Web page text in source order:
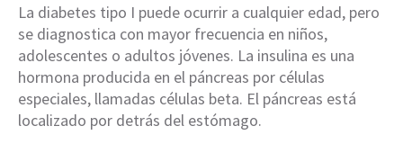
La diabetes tipo I puede ocurrir a cualquier edad, pero
se diagnostica con mayor frecuencia en niños,
adolescentes o adultos jóvenes. La insulina es una
hormona producida en el páncreas por células
especiales, llamadas células beta. El páncreas está
localizado por detrás del estómago.